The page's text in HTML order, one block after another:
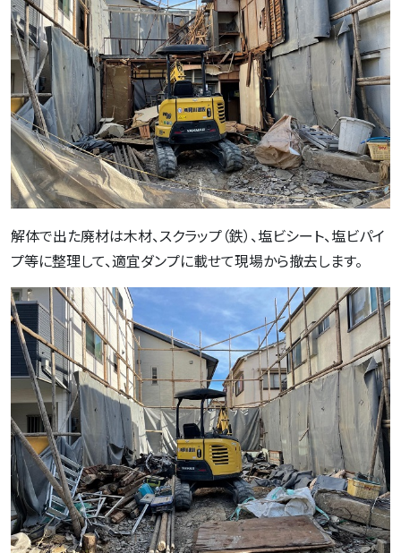
解体で出た廃材は木材、スクラップ（鉄）、塩ビシート、塩ビパイ
プ等に整理して、適宜ダンプに載せて現場から撤去します。